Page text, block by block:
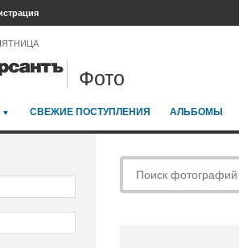
Фото
СВЕЖИЕ ПОСТУПЛЕНИЯ АЛЬБОМЫ